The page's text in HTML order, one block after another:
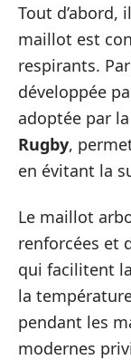
Tout
maillot est
respirants.
développée
adoptée par la
Rugby,
en évitant la
Le maillot
renforcées et
qui facilitent
la
pendant les
modernes